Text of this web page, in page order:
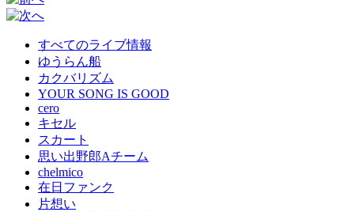
すべてのライブ情報
ゆうらん船
カクバリズム
YOUR SONG IS GOOD
cero
キセル
スカート
思い出野郎Aチーム
chelmico
在日ファンク
片想い